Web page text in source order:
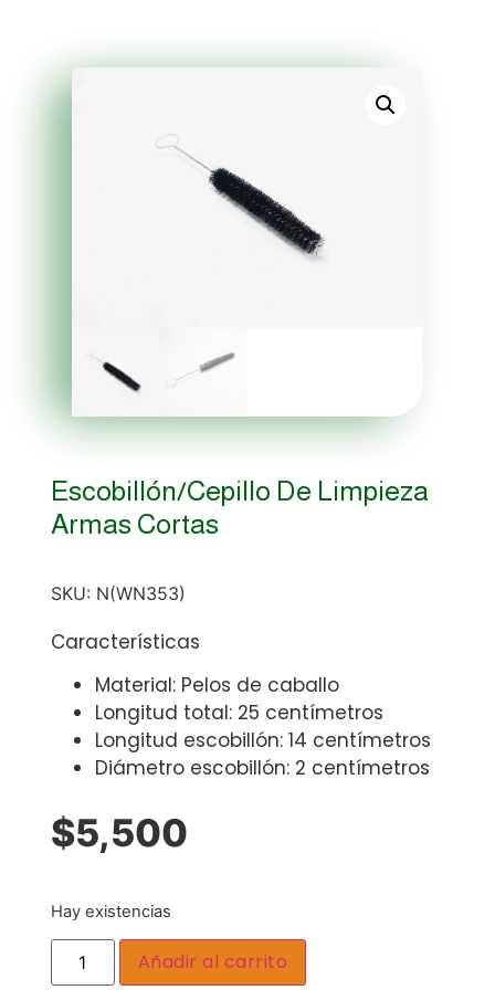
Escobillón/cepillo De Limpieza
Armas Cortas
SKU: N(WN353)
Características
Material: Pelos de caballo
Longitud total: 25 centímetros
Longitud escobillón: 14 centímetros
Diámetro escobillón: 2 centímetros
$5,500
Hay existencias
Añadir al carrito